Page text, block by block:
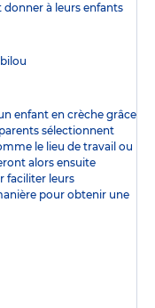
donner à leurs enfants
enfant en crèche grâce
sélectionnent
le lieu de travail ou
alors ensuite
faciliter leurs
pour obtenir une